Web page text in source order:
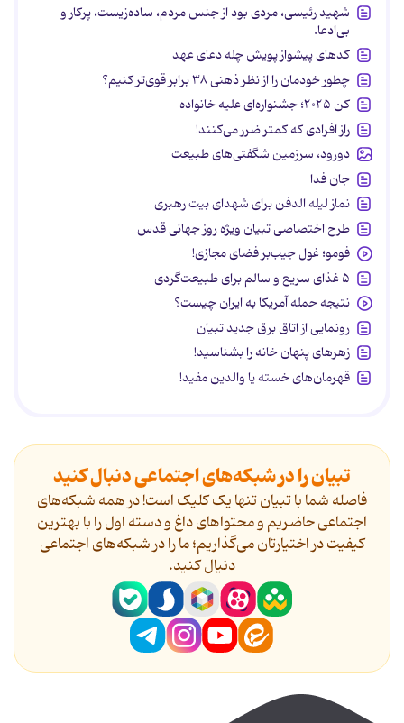
شهید رئیسی، مردی بود از جنس مردم، ساده‌زیست، پرکار و
بی‌ادعا.
کدهای پیشواز پویش چله دعای عهد
چطور خودمان را از نظر ذهنی ۳۸ برابر قوی‌تر کنیم؟
کن ۲۰۲۵؛ جشنواره‌ای علیه خانواده
راز افرادی که کمتر ضرر می‌کنند!
دورود، سرزمین شگفتی‌های طبیعت
جان فدا
نماز لیله الدفن برای شهدای بیت رهبری
طرح اختصاصی تبیان ویژه روز جهانی قدس
فومو؛ غول جیب‌بر فضای مجازی!
۵ غذای سریع و سالم برای طبیعت‌گردی
نتیجه حمله آمریکا به ایران چیست؟
رونمایی از اتاق برق جدید تبیان
زهرهای پنهان خانه را بشناسید!
قهرمان‌های خسته یا والدین مفید!
تبیان را در شبکه‌های اجتماعی دنبال کنید
فاصله شما با تبیان تنها یک کلیک است! در همه شبکه‌های
اجتماعی حاضریم و محتواهای داغ و دسته اول را با بهترین
کیفیت در اختیارتان می‌گذاریم؛ ما را در شبکه‌های اجتماعی
دنیال کنید.